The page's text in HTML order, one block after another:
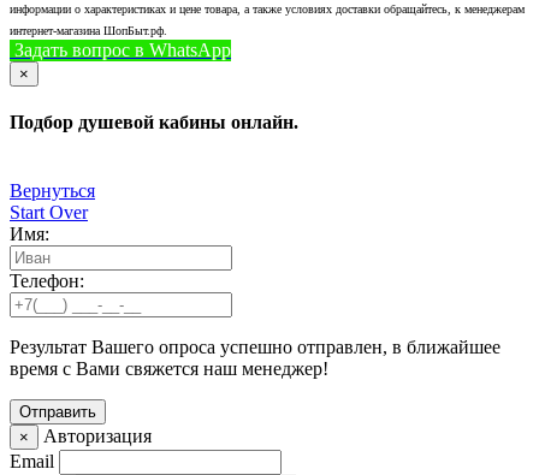
информации о характеристиках и цене товара, а также условиях доставки обращайтесь, к менеджерам
интернет-магазина ШопБыт.рф.
Задать вопрос в WhatsApp
×
Подбор душевой кабины онлайн.
Вернуться
Start Over
Имя:
Телефон:
Результат Вашего опроса успешно отправлен, в ближайшее
время с Вами свяжется наш менеджер!
×
Авторизация
Email